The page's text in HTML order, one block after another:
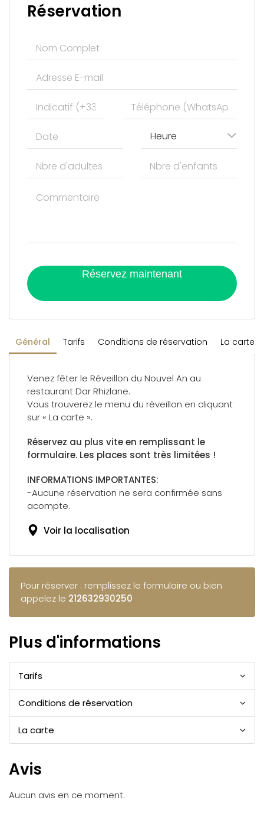
Général Tarifs Conditions de réservation La carte
Venez fêter le Réveillon du Nouvel An au
restaurant Dar Rhizlane.
Vous trouverez le menu du réveillon en cliquant
sur « La carte ».
Réservez au plus vite en remplissant le
formulaire. Les places sont très limitées !
INFORMATIONS IMPORTANTES:
-Aucune réservation ne sera confirmée sans
acompte.
Voir la localisation
Pour réserver : remplissez le formulaire ou bien
appelez le 212632930250
Plus d'informations
Tarifs
Conditions de réservation
La carte
Avis
Aucun avis en ce moment.
Réservation
Heure
Réservez maintenant